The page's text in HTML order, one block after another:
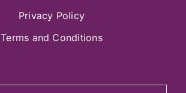
Privacy Policy
Terms and Conditions